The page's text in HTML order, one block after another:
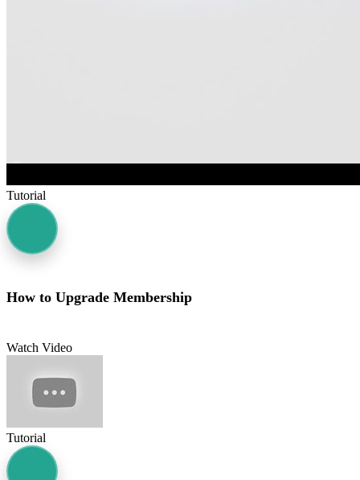
Tutorial
How to Upgrade Membership
Watch Video
Tutorial